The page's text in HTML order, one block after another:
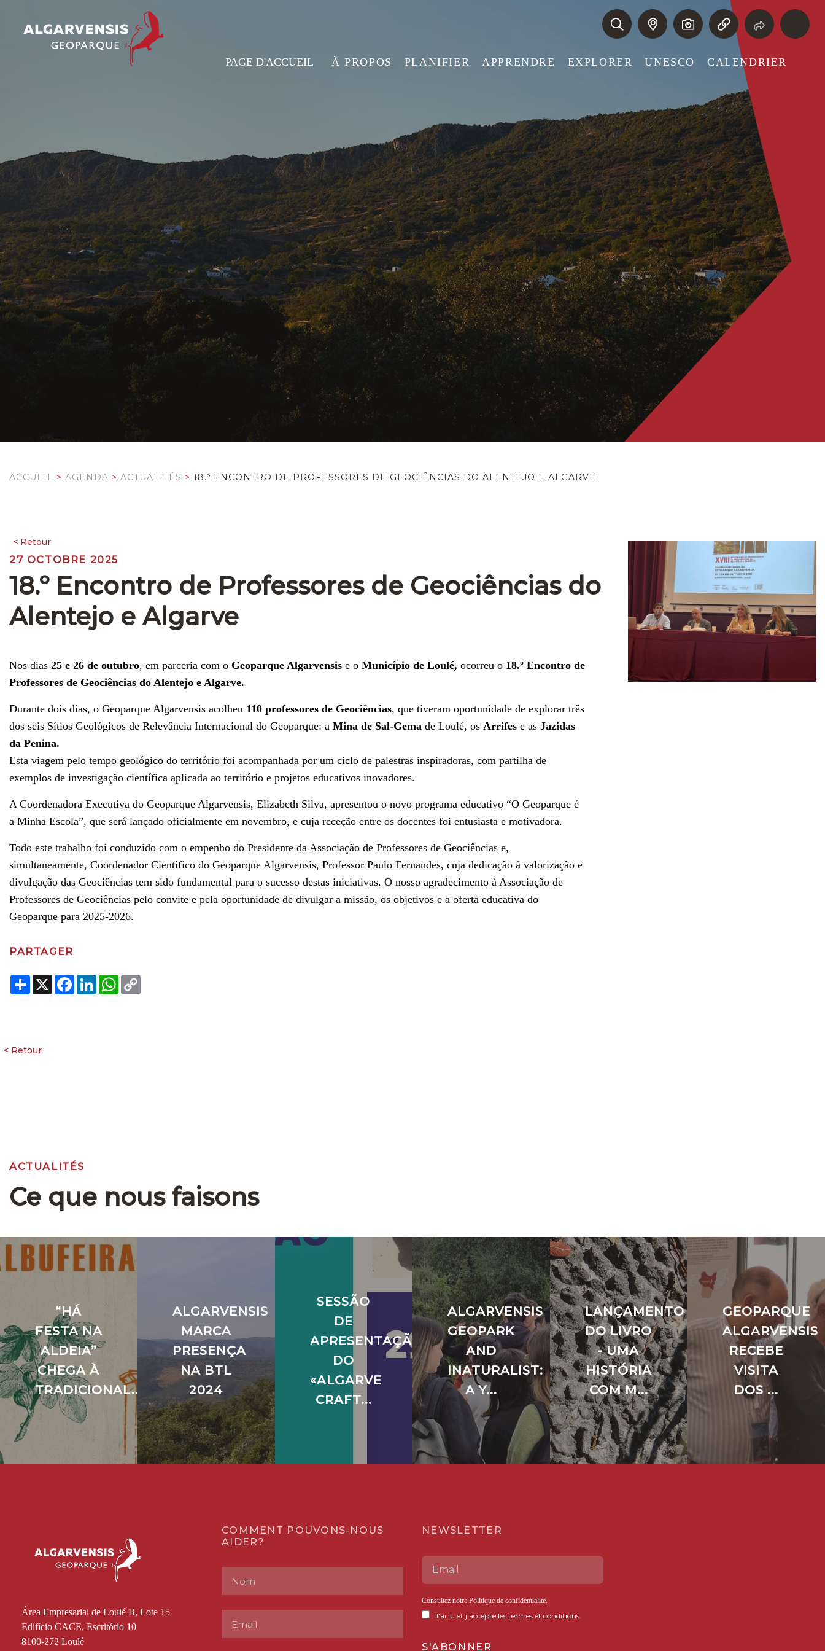
PAGE D'ACCUEIL À PROPOS PLANIFIER APPRENDRE EXPLORER UNESCO CALENDRIER
ACCUEIL > AGENDA > ACTUALITÉS > 18.º ENCONTRO DE PROFESSORES DE GEOCIÊNCIAS DO ALENTEJO E ALGARVE
27 OCTOBRE 2025
18.º Encontro de Professores de Geociências do
Alentejo e Algarve
Nos dias 25 e 26 de outubro, em parceria com o Geoparque Algarvensis e o Município de Loulé, ocorreu o 18.º Encontro de
Professores de Geociências do Alentejo e Algarve.
Durante dois dias, o Geoparque Algarvensis acolheu 110 professores de Geociências, que tiveram oportunidade de explorar três
dos seis Sítios Geológicos de Relevância Internacional do Geoparque: a Mina de Sal-Gema de Loulé, os Arrifes e as Jazidas
da Penina.
Esta viagem pelo tempo geológico do território foi acompanhada por um ciclo de palestras inspiradoras, com partilha de
exemplos de investigação científica aplicada ao território e projetos educativos inovadores.
A Coordenadora Executiva do Geoparque Algarvensis, Elizabeth Silva, apresentou o novo programa educativo “O Geoparque é
a Minha Escola”, que será lançado oficialmente em novembro, e cuja receção entre os docentes foi entusiasta e motivadora.
Todo este trabalho foi conduzido com o empenho do Presidente da Associação de Professores de Geociências e,
simultaneamente, Coordenador Científico do Geoparque Algarvensis, Professor Paulo Fernandes, cuja dedicação à valorização e
divulgação das Geociências tem sido fundamental para o sucesso destas iniciativas. O nosso agradecimento à Associação de
Professores de Geociências pelo convite e pela oportunidade de divulgar a missão, os objetivos e a oferta educativa do
Geoparque para 2025-2026.
PARTAGER
Share
X Facebook
LinkedInWhatsApp
ACTUALITÉS
Ce que nous faisons
“HÁ
FESTA NA
ALDEIA”
CHEGA À
TRADICIONAL...
ALGARVENSIS
MARCA
PRESENÇA
NA BTL
2024
SESSÃO
DE
APRESENTAÇÃO
DO
«ALGARVE
CRAFT...
ALGARVENSIS
GEOPARK
AND
INATURALIST:
A Y...
LANÇAMENTO
DO LIVRO
- UMA
HISTÓRIA
COM M...
GEOPARQUE
ALGARVENSIS
RECEBE
VISITA
DOS ...
Área Empresarial de Loulé B, Lote 15
Edifício CACE, Escritório 10
8100-272 Loulé
COMMENT POUVONS-NOUS
AIDER?
NEWSLETTER
Consultez notre Politique de confidentialité
J'ai lu et j'accepte les termes et conditions.